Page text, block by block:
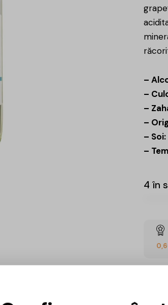
–
–
–
–
– Soi:
–
4 în